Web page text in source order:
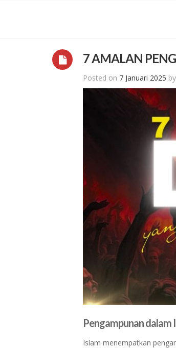
7 AMALAN
Posted on 7 Januari 2025 by
Pengampunan dalam
Islam menempatkan